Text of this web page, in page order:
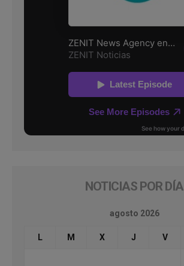
NOTICIAS POR DÍA
agosto 2026
L M X J V